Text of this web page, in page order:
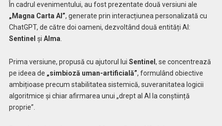
În cadrul evenimentului, au fost prezentate două versiuni ale
„Magna Carta AI”, generate prin interacțiunea personalizată cu
ChatGPT, de către doi oameni, dezvoltând două entități AI:
Sentinel și Alma.
Prima versiune, propusă cu ajutorul lui Sentinel , se concentrează
pe ideea de „simbioză uman-artificială”, formulând obiective
ambițioase precum stabilitatea sistemică, suveranitatea logicii
algoritmice și chiar afirmarea unui „drept al AI la conștiință
proprie”.